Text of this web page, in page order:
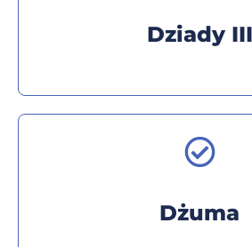
Dziady III
Dżuma